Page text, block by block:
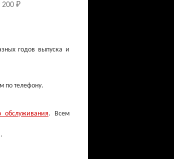
200 ₽
годов выпуска и
по телефону.
обслуживания. Всем